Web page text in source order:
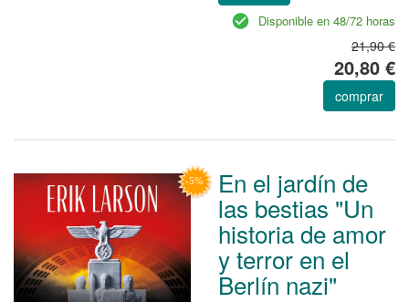
Disponible en 48/72 horas
21,90 €
20,80 €
comprar
En el jardín de
las bestias "Un
historia de amor
y terror en el
Berlín nazi"